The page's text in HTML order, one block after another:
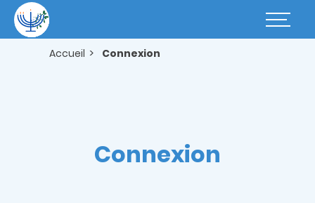
contenu
principal
Basculer
Accueil Connexion
Connexion